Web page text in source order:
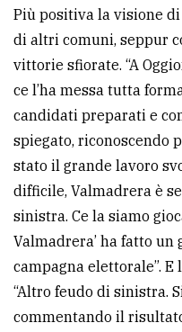
Più positiva la visione
di altri comuni, seppur
vittorie sfiorate. “A
ce l’ha messa tutta
candidati preparati e
spiegato, riconoscendo
stato il grande lavoro
difficile, Valmadrera è
sinistra. Ce la siamo
Valmadrera’ ha fatto
campagna elettorale”. E
“Altro feudo di sinistra.
commentando il